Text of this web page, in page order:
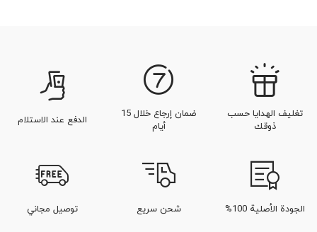
تغليف الهدايا حسب
ذوقك
ضمان إرجاع خلال 15
أيام
الدفع عند الاستلام
الجودة الأصلية 100% شحن سريع توصيل مجاني